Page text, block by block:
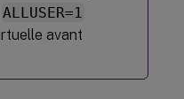
ALLUSER=1
avant